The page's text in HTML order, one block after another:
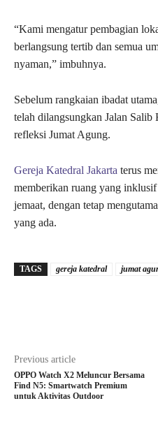
“Kami mengatur pembagian
berlangsung tertib dan semua
nyaman,” imbuhnya.
Sebelum rangkaian ibadat
telah dilangsungkan Jalan Salib
refleksi Jumat Agung.
Gereja Katedral Jakarta terus
memberikan ruang yang
jemaat, dengan tetap
yang ada.
TAGS gereja katedral jumat
Previous article
OPPO Watch X2 Meluncur Bersama
Find N5: Smartwatch Premium
untuk Aktivitas Outdoor